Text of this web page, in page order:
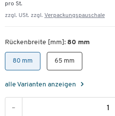
pro St.
zzgl. USt. zzgl. Verpackungspauschale
Rückenbreite [mm]: 80 mm
80 mm 65 mm
alle Varianten anzeigen
-